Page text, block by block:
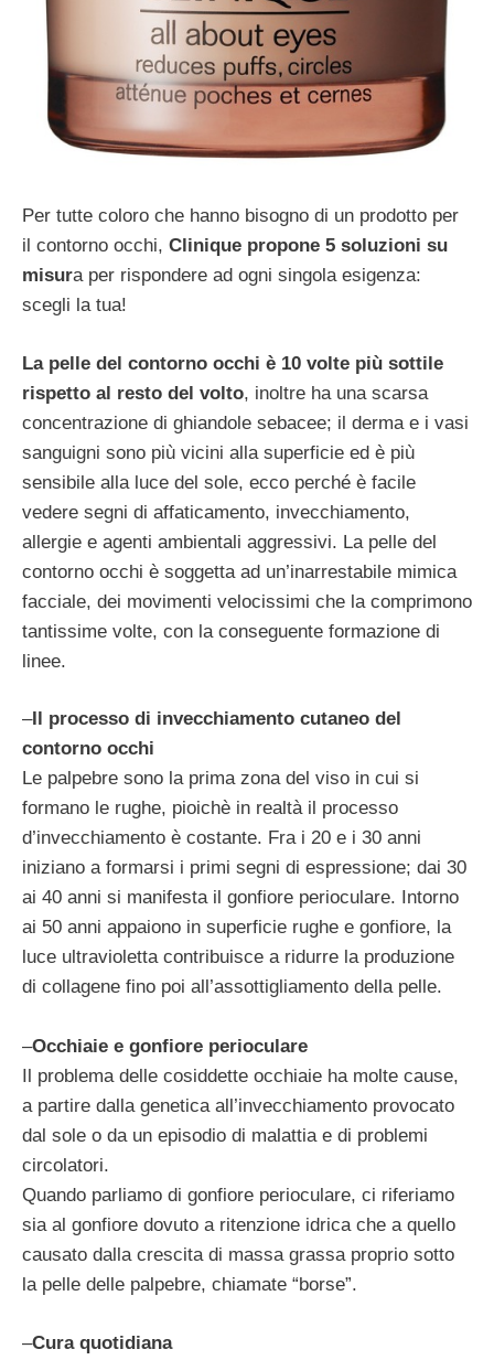
Per tutte coloro che hanno bisogno di un prodotto per
il contorno occhi, Clinique propone 5 soluzioni su
misura per rispondere ad ogni singola esigenza:
scegli la tua!
La pelle del contorno occhi è 10 volte più sottile
rispetto al resto del volto, inoltre ha una scarsa
concentrazione di ghiandole sebacee; il derma e i vasi
sanguigni sono più vicini alla superficie ed è più
sensibile alla luce del sole, ecco perché è facile
vedere segni di affaticamento, invecchiamento,
allergie e agenti ambientali aggressivi. La pelle del
contorno occhi è soggetta ad un’inarrestabile mimica
facciale, dei movimenti velocissimi che la comprimono
tantissime volte, con la conseguente formazione di
linee.
–Il processo di invecchiamento cutaneo del
contorno occhi
Le palpebre sono la prima zona del viso in cui si
formano le rughe, pioichè in realtà il processo
d’invecchiamento è costante. Fra i 20 e i 30 anni
iniziano a formarsi i primi segni di espressione; dai 30
ai 40 anni si manifesta il gonfiore perioculare. Intorno
ai 50 anni appaiono in superficie rughe e gonfiore, la
luce ultravioletta contribuisce a ridurre la produzione
di collagene fino poi all’assottigliamento della pelle.
–Occhiaie e gonfiore perioculare
Il problema delle cosiddette occhiaie ha molte cause,
a partire dalla genetica all’invecchiamento provocato
dal sole o da un episodio di malattia e di problemi
circolatori.
Quando parliamo di gonfiore perioculare, ci riferiamo
sia al gonfiore dovuto a ritenzione idrica che a quello
causato dalla crescita di massa grassa proprio sotto
la pelle delle palpebre, chiamate “borse”.
–Cura quotidiana